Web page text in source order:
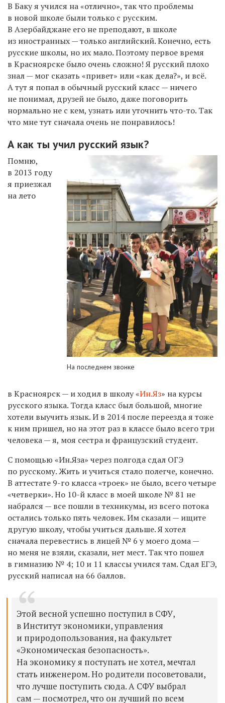
В Баку я учился на «отлично», так что проблемы
в новой школе были только с русским.
В Азербайджане его не преподают, в школе
из иностранных — только английский. Конечно, есть
русские школы, но их мало. Поэтому первое время
в Красноярске было очень сложно! Я русский плохо
знал — мог сказать «привет» или «как дела?», и всё.
А тут я попал в обычный русский класс — ничего
не понимал, друзей не было, даже поговорить
нормально не с кем, узнать или уточнить что-то. Так
что мне тут сначала очень не понравилось!
А как ты учил русский язык?
На последнем звонке
Помню,
в 2013 году
я приезжал
на лето
в Красноярск — и ходил в школу «Ин.Яз» на курсы
русского языка. Тогда класс был большой, многие
хотели выучить язык. И в 2014 после переезда я тоже
к ним пришел, но на этот раз в классе было всего три
человека — я, моя сестра и французский студент.
С помощью «Ин.Яза» через полгода сдал ОГЭ
по русскому. Жить и учиться стало полегче, конечно.
В аттестате 9-го класса «троек» не было, всего четыре
«четверки». Но 10-й класс в моей школе № 81 не
набрался — все пошли в техникумы, из всего потока
остались только пять человек. Им сказали — ищите
другую школу, чтобы учиться дальше. Я хотел
сначала перевестись в лицей № 6 у моего дома —
но меня не взяли, сказали, нет мест. Так что пошел
в гимназию № 4; 10 и 11 классы учился там. Сдал ЕГЭ,
русский написал на 66 баллов.
Этой весной успешно поступил в СФУ,
в Институт экономики, управления
и природопользования, на факультет
«Экономическая безопасность».
На экономику я поступать не хотел, мечтал
стать инженером. Но родители посоветовали,
что лучше поступить сюда. А СФУ выбрал
сам — посмотрел, что он лучший по всем